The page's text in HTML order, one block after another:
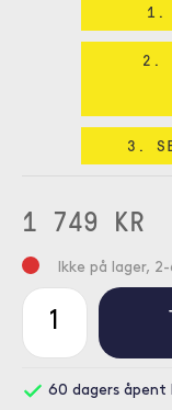
1.
2.
3. SE
1 749 KR
Ikke på lager,
60 dagers åpent